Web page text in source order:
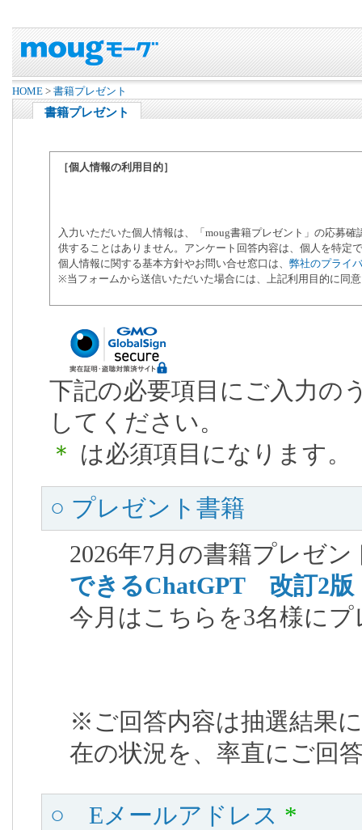
HOME > 書籍プレゼント
書籍プレゼント
［個人情報の利用目的］
入力いただいた個人情報は、「moug書籍プレゼント」の応募
供することはありません。アンケート回答内容は、個人を特定
個人情報に関する基本方針やお問い合せ窓口は、 弊社のプライ
※当フォームから送信いただいた場合には、上記利用目的に同
下記の必要項目にご入力の
してください。
＊ は必須項目になります。
○ プレゼント書籍
2026年7月の書籍プレゼン
できるChatGPT 改訂2版
今月はこちらを3名様に
※ご回答内容は抽選結果
在の状況を、率直にご回
○ Eメールアドレス *